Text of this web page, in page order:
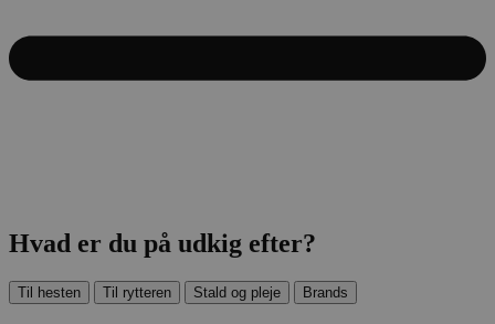
Hvad er du på udkig efter?
Til hesten Til rytteren Stald og pleje Brands